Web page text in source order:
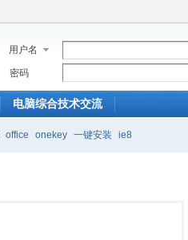
用户名
密码
电脑综合技术交流
office onekey 一键安装 ie8